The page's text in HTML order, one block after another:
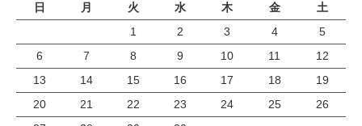
日
月 火 水 木 金
土
1
2 3 4
5
6
7 8 9 10 11
12
13
14 15 16 17 18
19
20
21 22 23 24 25
26